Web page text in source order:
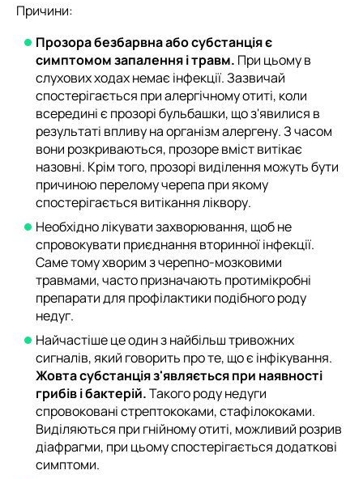
Причини:
Прозора безбарвна або субстанція є
симптомом запалення і травм. При цьому в
слухових ходах немає інфекції. Зазвичай
спостерігається при алергічному отиті, коли
всередині є прозорі бульбашки, що з'явилися в
результаті впливу на організм алергену. З часом
вони розкриваються, прозоре вміст витікає
назовні. Крім того, прозорі виділення можуть бути
причиною перелому черепа при якому
спостерігається витікання ліквору.
Необхідно лікувати захворювання, щоб не
спровокувати приєднання вторинної інфекції.
Саме тому хворим з черепно-мозковими
травмами, часто призначають протимікробні
препарати для профілактики подібного роду
недуг.
Найчастіше це один з найбільш тривожних
сигналів, який говорить про те, що є інфікування.
Жовта субстанція з'являється при наявності
грибів і бактерій.Такого роду недуги
спровоковані стрептококами, стафілококами.
Виділяються при гнійному отиті, можливий розрив
діафрагми, при цьому спостерігається додаткові
симптоми.